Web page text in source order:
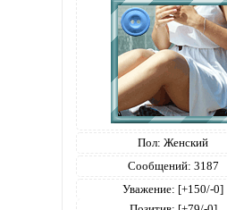
Пол: Женский
Сообщений: 3187
Уважение: [+150/-0]